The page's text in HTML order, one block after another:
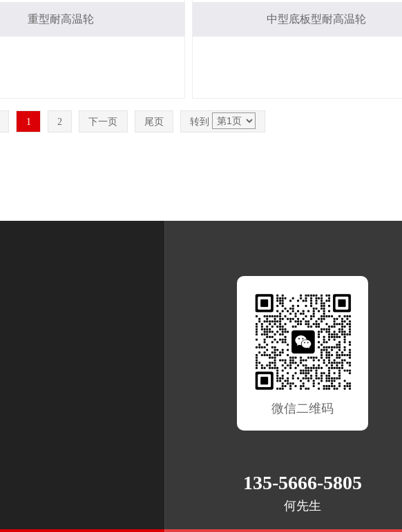
重型耐高温轮 中型底板型耐高温轮
1 2 下一页 尾页 转到
微信二维码
135-5666-5805
何先生